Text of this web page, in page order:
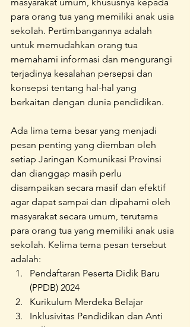
para orang tua yang memiliki anak usia
sekolah. Pertimbangannya adalah
untuk memudahkan orang tua
memahami informasi dan mengurangi
terjadinya kesalahan persepsi dan
konsepsi tentang hal-hal yang
berkaitan dengan dunia pendidikan.
Ada lima tema besar yang menjadi
pesan penting yang diemban oleh
setiap Jaringan Komunikasi Provinsi
dan dianggap masih perlu
disampaikan secara masif dan efektif
agar dapat sampai dan dipahami oleh
masyarakat secara umum, terutama
para orang tua yang memiliki anak usia
sekolah. Kelima tema pesan tersebut
adalah:
Pendaftaran Peserta Didik Baru
(PPDB) 2024
Kurikulum Merdeka Belajar
Inklusivitas Pendidikan dan Anti